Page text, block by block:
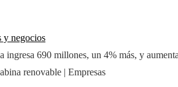
y negocios
ingresa 690 millones, un 4% más, y
renovable | Empresas